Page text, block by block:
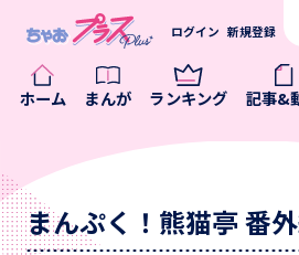
ホーム まんが ランキング 記事&
ログイン 新規登録
まんぷく！熊猫亭 番